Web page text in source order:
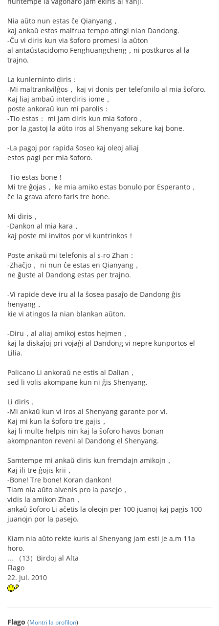
Nia aŭto nun estas ĉe Qianyang，
kaj ankaŭ estos malfrua tempo atingi nian Dandong.
-Ĉu vi diris kun via ŝoforo promesi la aŭton
al antaŭstacidomo Fenghuangcheng，ni postkuros al la
trajno.
La kunlerninto diris：
-Mi maltrankvilĝos， kaj vi donis per telefonilo al mia ŝoforo.
Kaj liaj ambaŭ interdiris iome，
poste ankoraŭ kun mi parolis：
-Tio estas： mi jam diris kun mia ŝoforo，
por la gastoj la aŭto iros al Shenyang sekure kaj bone.
-La pagoj por rapida ŝoseo kaj oleoj aliaj
estos pagi per mia ŝoforo.
-Tio estas bone！
Mi tre ĝojas， ke mia amiko estas bonulo por Esperanto，
ĉe la grava afero faris tre bone.
Mi diris，
-Dankon al mia kara，
kaj poste mi invitos por vi kuntrinkos！
Poste ankaŭ mi telefonis al s-ro Zhan：
-Zhaĉjo， ni nun ĉe estas en Qianyang，
ne ĝuste al Dandong estas per trajno.
-Vi rapide deve iru al la ŝosea pasaĵo de Dandong ĝis
henyang，
kie vi atingos la nian blankan aŭton.
-Diru，al aliaj amikoj estos hejmen，
kaj la diskaĵoj pri vojaĝi al Dandong vi nepre kunportos el
Lilia.
Policano Li ankoraŭ ne estis al Dalian，
sed li volis akompane kun ni ĝis Shenyang.
Li diris，
-Mi ankaŭ kun vi iros al Shenyang garante por vi.
Kaj mi kun la ŝoforo tre gajis，
kaj li multe helpis nin kaj la ŝoforo havos bonan
akompnanton reveni al Dandong el Shenyang.
Samtempe mi ankaŭ diris kun fremdajn amikojn，
Kaj ili tre ĝojis krii，
-Bone! Tre bone! Koran dankon!
Tiam nia aŭto alvenis pro la pasejo，
vidis la amikon Zhan，
ankaŭ ŝoforo Li aĉetis la oleojn per 100 juanoj kaj pagis 100
juanojn por la pasejo.
Kiam nia aŭto rekte kuris al Shenyang jam esti je a.m 11a
horo.
... （13）Birdoj al Alta
Flago
22. jul. 2010
Flago (Montri la profilon)